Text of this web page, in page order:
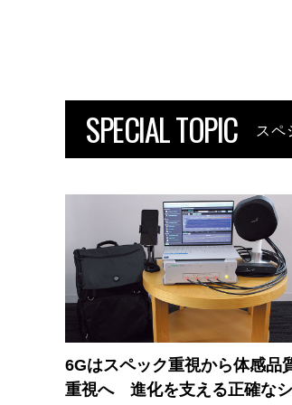
SPECIAL TOPIC スペ
6Gはスペック重視から体感品
重視へ 進化を支える正確なシ